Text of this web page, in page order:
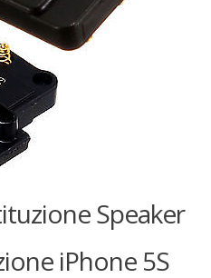
Speaker
iPhone 5S